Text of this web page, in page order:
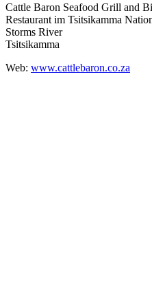
Cattle Baron Seafood Grill and
Restaurant im Tsitsikamma
Storms River
Tsitsikamma
Web: www.cattlebaron.co.za